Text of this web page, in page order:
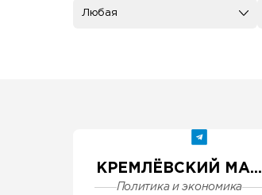
Любая
КРЕМЛЁВСКИЙ МА...
Политика и экономика